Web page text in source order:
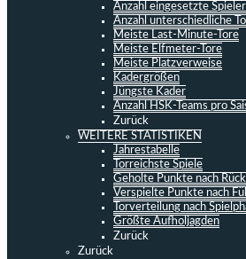
Anzahl eingesetzte Spieler
Anzahl unterschiedliche
Meiste Last-Minute-Tore
Meiste Elfmeter-Tore
Meiste Platzverweise
Kadergrößen
Jüngste Kader
Anzahl HSK-Teams pro
Zurück
WEITERE STATISTIKEN
Jahrestabelle
Torreichste Spiele
Geholte Punkte nach
Verspielte Punkte nach
Torverteilung nach
Größte Aufholjagden
Zurück
Zurück